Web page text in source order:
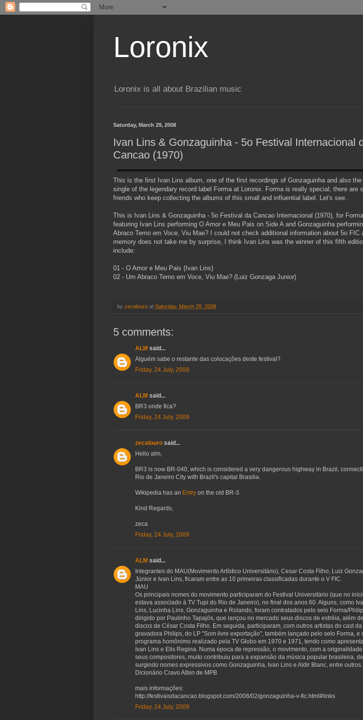
Loronix
Loronix is all about Brazilian music
Saturday, March 29, 2008
Ivan Lins & Gonzaguinha - 5o Festival Internacional
Cancao (1970)
This is the first Ivan Lins album, one of the first recordings of Gonzaguinha and also
single of the legendary record label Forma at Loronix. Forma is really special; there are
friends who keep collecting the albums of this small and influential label. Let's see.
This is Ivan Lins & Gonzaguinha - 5o Festival da Cancao Internacional (1970), for
featuring Ivan Lins performing O Amor e Meu Pais on Side A and Gonzaguinha
Abraco Terno em Voce, Viu Mae? I could not check additional information about 5o FIC
memory does not take me by surprise, I think Ivan Lins was the winner of this fifth
include:
01 - O Amor e Meu Pais (Ivan Lins)
02 - Um Abraco Terno em Voce, Viu Mae? (Luiz Gonzaga Junior)
by zecalouro at Saturday, March 29, 2008
5 comments:
ALM said...
Alguém sabe o restante das colocações deste festival?
Friday, 24 July, 2009
ALM said...
BR3 onde fica?
Friday, 24 July, 2009
zecalouro said...
Hello alm,
BR3 is now BR-040, which is considered a very dangerous highway in Brazil,
Rio de Janeiro City with Brazil's capital Brasilia.
Wikipedia has an Entry on the old BR-3.
Kind Regards,
zeca
Friday, 24 July, 2009
ALM said...
Integrantes do MAU(Movimento Artístico Universitário), Cesar Costa Filho, Luiz
Júnior e Ivan Lins, ficaram entre as 10 primeiras classificadas durante o V FIC.
MAU
Os principais nomes do movimento participaram do Festival Universitário (que no
estava associado à TV Tupi do Rio de Janeiro), no final dos anos 60. Alguns, como
Lins, Lucinha Lins, Gonzaguinha e Rolando, foram contratados pelo selo Forma/
dirigido por Paulinho Tapajós, que lançou no mercado seus discos de estréia, além de
discos de César Costa Filho. Em seguida, participaram, com outros artistas do cast da
gravadora Philips, do LP "Som livre exportação", também lançado pelo selo Forma, e
programa homônimo realizado pela TV Globo em 1970 e 1971, tendo como
Ivan Lins e Elis Regina. Numa época de repressão, o movimento, com a
seus compositores, muito contribuiu para a expansão da música popular brasileira,
surgindo nomes expressivos como Gonzaguinha, Ivan Lins e Aldir Blanc, entre
Dicionário Cravo Albin de MPB
mais informações:
http://festivaisdacancao.blogspot.com/2008/02/gonzaguinha-v-fic.html#links
Friday, 24 July, 2009